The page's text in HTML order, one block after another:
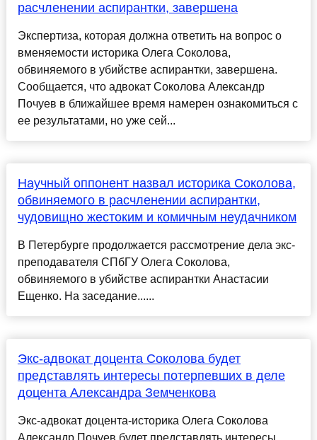
расчленении аспирантки, завершена
Экспертиза, которая должна ответить на вопрос о
вменяемости историка Олега Соколова,
обвиняемого в убийстве аспирантки, завершена.
Сообщается, что адвокат Соколова Александр
Почуев в ближайшее время намерен ознакомиться с
ее результатами, но уже сей...
Научный оппонент назвал историка Соколова,
обвиняемого в расчленении аспирантки,
чудовищно жестоким и комичным неудачником
В Петербурге продолжается рассмотрение дела экс-
преподавателя СПбГУ Олега Соколова,
обвиняемого в убийстве аспирантки Анастасии
Ещенко. На заседание......
Экс-адвокат доцента Соколова будет
представлять интересы потерпевших в деле
доцента Александра Земченкова
Экс-адвокат доцента-историка Олега Соколова